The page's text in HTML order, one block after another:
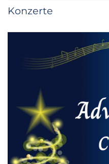
Konzerte